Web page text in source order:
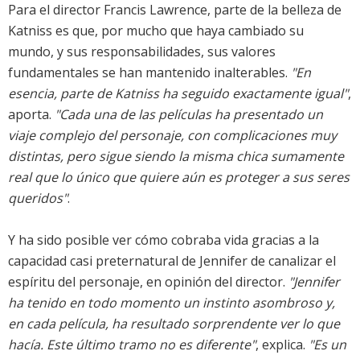
Para el director Francis Lawrence, parte de la belleza de
Katniss es que, por mucho que haya cambiado su
mundo, y sus responsabilidades, sus valores
fundamentales se han mantenido inalterables. "En
esencia, parte de Katniss ha seguido exactamente igual",
aporta. "Cada una de las películas ha presentado un
viaje complejo del personaje, con complicaciones muy
distintas, pero sigue siendo la misma chica sumamente
real que lo único que quiere aún es proteger a sus seres
queridos".
Y ha sido posible ver cómo cobraba vida gracias a la
capacidad casi preternatural de Jennifer de canalizar el
espíritu del personaje, en opinión del director. "Jennifer
ha tenido en todo momento un instinto asombroso y,
en cada película, ha resultado sorprendente ver lo que
hacía. Este último tramo no es diferente", explica. "Es un